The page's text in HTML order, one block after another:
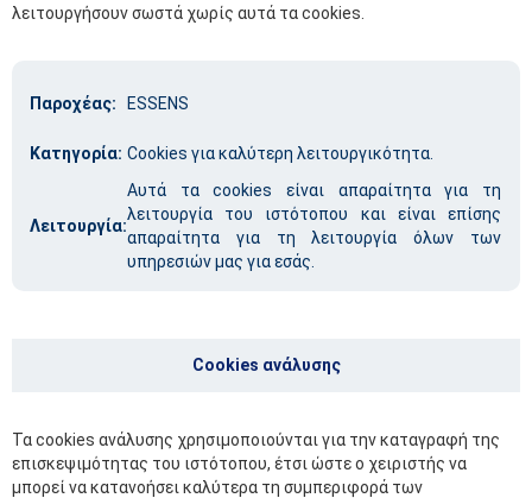
λειτουργήσουν σωστά χωρίς αυτά τα cookies.
Παροχέας: ESSENS
Κατηγορία: Cookies για καλύτερη λειτουργικότητα.
Λειτουργία:
Αυτά τα cookies είναι απαραίτητα για τη
λειτουργία του ιστότοπου και είναι επίσης
απαραίτητα για τη λειτουργία όλων των
υπηρεσιών μας για εσάς.
Cookies ανάλυσης
Τα cookies ανάλυσης χρησιμοποιούνται για την καταγραφή της
επισκεψιμότητας του ιστότοπου, έτσι ώστε ο χειριστής να
μπορεί να κατανοήσει καλύτερα τη συμπεριφορά των